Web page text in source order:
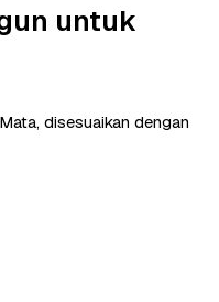
untuk
disesuaikan dengan